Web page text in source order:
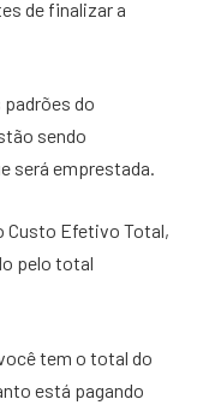
de finalizar a
do
sendo
será emprestada.
Custo Efetivo Total,
pelo total
tem o total do
está pagando